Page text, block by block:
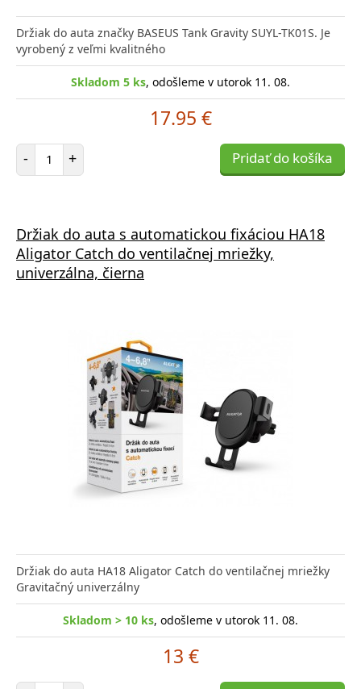
Držiak do auta značky BASEUS Tank Gravity SUYL-TK01S. Je
vyrobený z veľmi kvalitného
Skladom 5 ks, odošleme v utorok 11. 08.
17.95 €
- Počet položiek
+ Pridať do košíka
Držiak do auta s automatickou fixáciou HA18
Aligator Catch do ventilačnej mriežky,
univerzálna, čierna
Držiak do auta HA18 Aligator Catch do ventilačnej mriežky
Gravitačný univerzálny
Skladom > 10 ks, odošleme v utorok 11. 08.
13 €